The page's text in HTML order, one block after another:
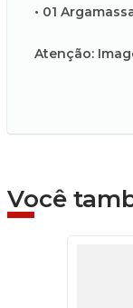
• 01
Atenção:
Você